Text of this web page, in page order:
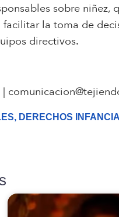
sobre
la toma de
directivos.
, DERECHOS INFANCIA